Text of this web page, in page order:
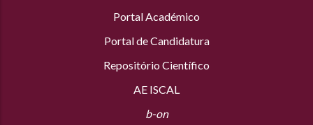
Portal Académico
Portal de Candidatura
Repositório Científico
AE ISCAL
b-on